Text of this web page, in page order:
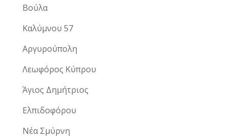
Βούλα
Καλύμνου 57
Αργυρούπολη
Λεωφόρος Κύπρου
Άγιος Δημήτριος
Ελπιδοφόρου
Νέα Σμύρνη